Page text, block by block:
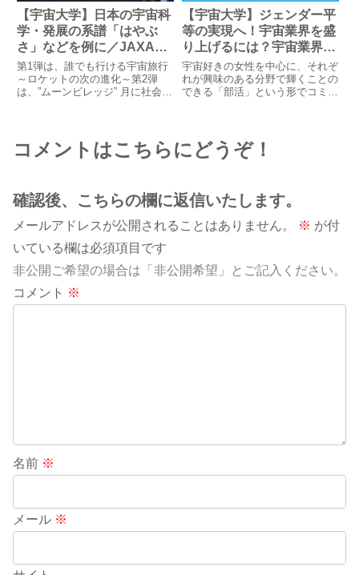
【宇宙大学】日本の宇宙科
学・発展の系譜「はやぶ
さ」などを例に／JAXA名
誉教授 稲谷 芳文氏
第1弾は、誰でも行ける宇宙旅行
～ロケットの次の進化～第2弾
は、”ムーンビレッジ” 月に社会を
やぶさ」などを例にというテーマ
で、JAXA 宇宙航空研究...
【宇宙大学】ジェンダー平
等の実現へ！宇宙業界を盛
り上げるには？宇宙業界で
の女性のキャリア形成と展
望／コスモ女子:井口 恵
氏、塔本 愛氏、赤樫 朱海
宇宙好きの女性を中心に、それぞ
れが興味のある分野で輝くことの
できる「部活」という形でコミュ
2020年に立ち上げられました。
宇宙業界では知らない人...
コメントはこちらにどうぞ！
確認後、こちらの欄に返信いたします。
メールアドレスが公開されることはありません。 ※ が付
いている欄は必須項目です
非公開ご希望の場合は「非公開希望」とご記入ください。
コメント ※
名前 ※
メール ※